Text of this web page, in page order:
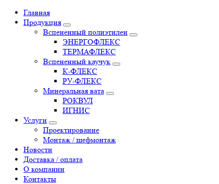
Главная
Продукция
Вспененный полиэтилен
ЭНЕРГОФЛЕКС
ТЕРМАФЛЕКС
Вспененный каучук
К-ФЛЕКС
РУ-ФЛЕКС
Минеральная вата
РОКВУЛ
ИГНИС
Услуги
Проектирование
Монтаж / шефмонтаж
Новости
Доставка / оплата
О компании
Контакты